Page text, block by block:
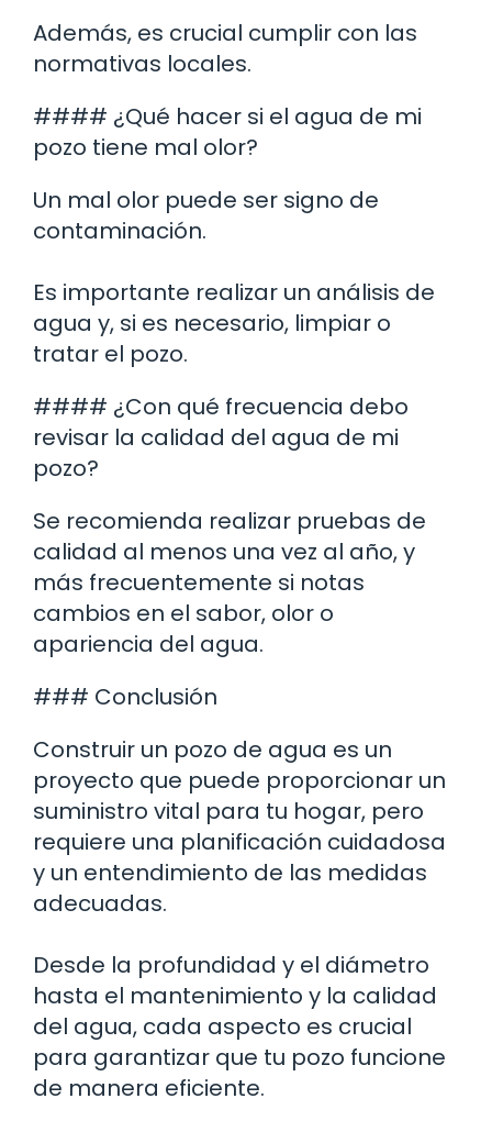
Además, es crucial cumplir con las
normativas locales.
#### ¿Qué hacer si el agua de mi
pozo tiene mal olor?
Un mal olor puede ser signo de
contaminación.
Es importante realizar un análisis de
agua y, si es necesario, limpiar o
tratar el pozo.
#### ¿Con qué frecuencia debo
revisar la calidad del agua de mi
pozo?
Se recomienda realizar pruebas de
calidad al menos una vez al año, y
más frecuentemente si notas
cambios en el sabor, olor o
apariencia del agua.
### Conclusión
Construir un pozo de agua es un
proyecto que puede proporcionar un
suministro vital para tu hogar, pero
requiere una planificación cuidadosa
y un entendimiento de las medidas
adecuadas.
Desde la profundidad y el diámetro
hasta el mantenimiento y la calidad
del agua, cada aspecto es crucial
para garantizar que tu pozo funcione
de manera eficiente.